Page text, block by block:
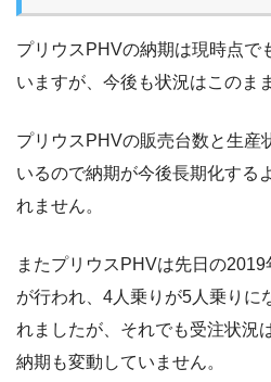
プリウスPHVの納期は現時点で
いますが、今後も状況はこのま
プリウスPHVの販売台数と生産
いるので納期が今後長期化する
れません。
またプリウスPHVは先日の
が行われ、4人乗りが5人乗りに
れましたが、それでも受注状況
納期も変動していません。